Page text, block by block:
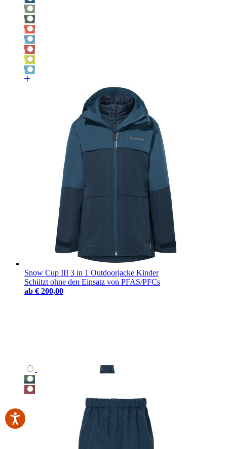
Snow Cup III 3 in 1 Outdoorjacke Kinder
Schützt ohne den Einsatz von PFAS/PFCs
ab € 200,00